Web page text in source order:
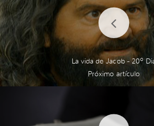
La vida de Jacob - 20º